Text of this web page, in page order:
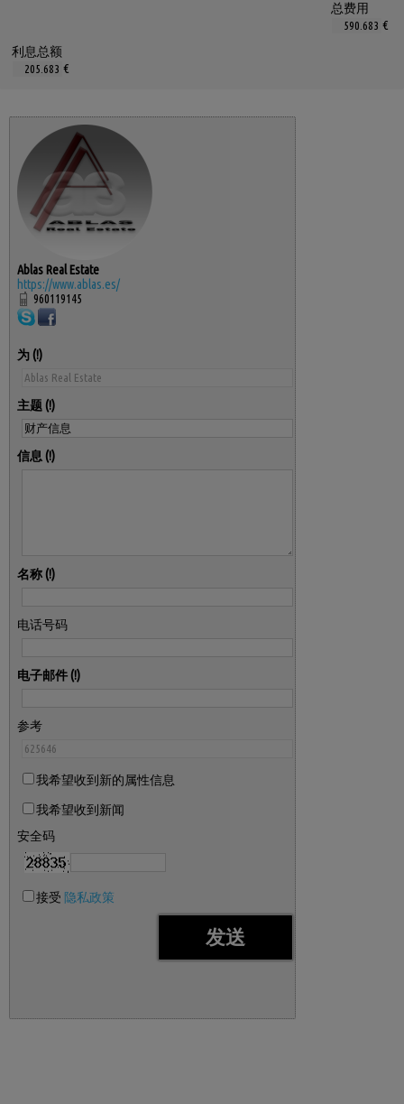
总费用
€
利息总额
€
Ablas Real Estate
https://www.ablas.es/
960119145
为
主题
信息
名称
电话号码
电子邮件
参考
我希望收到新的属性信息
我希望收到新闻
安全码
接受 隐私政策